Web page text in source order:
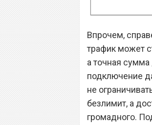
Впрочем,
трафик может
а точная сумма
подключение
не
безлимит, а
громадного.